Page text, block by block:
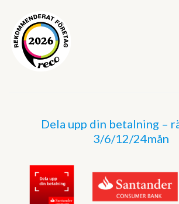
Dela upp din betalning –
3/6/12/24mån